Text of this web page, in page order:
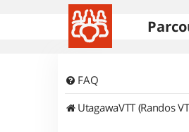
FAQ
UtagawaVTT (Randos